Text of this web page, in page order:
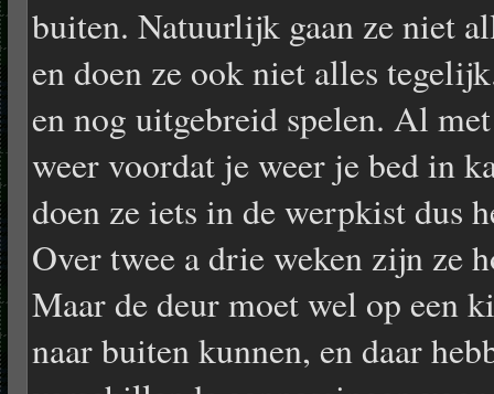
buiten. Natuurlijk gaan ze niet
en doen ze ook niet alles
en nog uitgebreid spelen. Al
weer voordat je weer je bed in
doen ze iets in de werpkist dus
Over twee a drie weken zijn ze
Maar de deur moet wel op een
naar buiten kunnen, en daar